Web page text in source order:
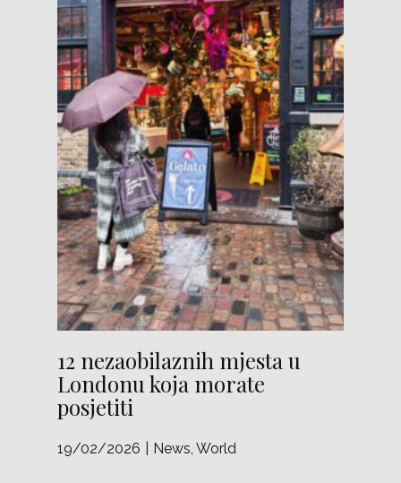
12 nezaobilaznih mjesta u
Londonu koja morate
posjetiti
19/02/2026 News, World